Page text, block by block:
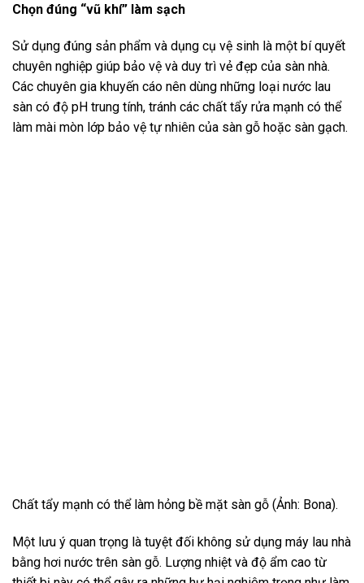
Chọn đúng “vũ khí” làm sạch
Sử dụng đúng sản phẩm và dụng cụ vệ sinh là một bí quyết
chuyên nghiệp giúp bảo vệ và duy trì vẻ đẹp của sàn nhà.
Các chuyên gia khuyến cáo nên dùng những loại nước lau
sàn có độ pH trung tính, tránh các chất tẩy rửa mạnh có thể
làm mài mòn lớp bảo vệ tự nhiên của sàn gỗ hoặc sàn gạch.
Chất tẩy mạnh có thể làm hỏng bề mặt sàn gỗ (Ảnh: Bona).
Một lưu ý quan trọng là tuyệt đối không sử dụng máy lau nhà
bằng hơi nước trên sàn gỗ. Lượng nhiệt và độ ẩm cao từ